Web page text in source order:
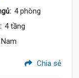
4 phòng
4 tầng
Nam
Chia sẻ